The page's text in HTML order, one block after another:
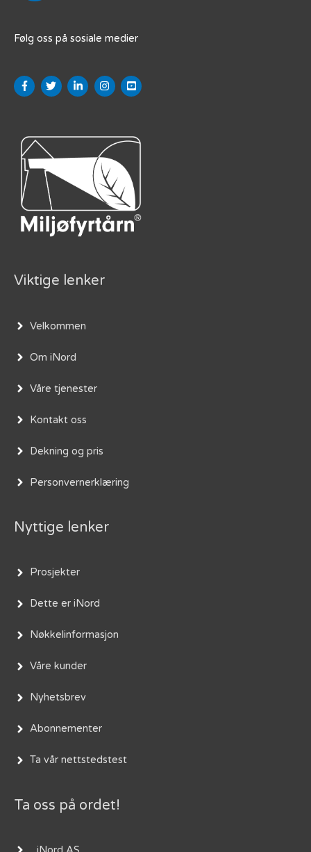
Følg oss på sosiale medier
Viktige lenker
Velkommen
Om iNord
Våre tjenester
Kontakt oss
Dekning og pris
Personvernerklæring
Nyttige lenker
Prosjekter
Dette er iNord
Nøkkelinformasjon
Våre kunder
Nyhetsbrev
Abonnementer
Ta vår nettstedstest
Ta oss på ordet!